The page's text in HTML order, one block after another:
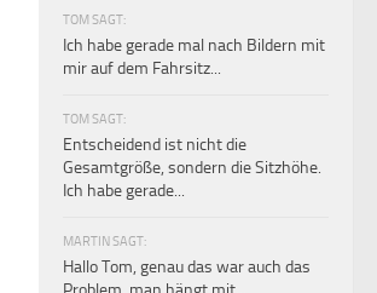
TOM SAGT:
Ich habe gerade mal nach Bildern mit
mir auf dem Fahrsitz...
TOM SAGT:
Entscheidend ist nicht die
Gesamtgröße, sondern die Sitzhöhe.
Ich habe gerade...
MARTIN SAGT:
Hallo Tom, genau das war auch das